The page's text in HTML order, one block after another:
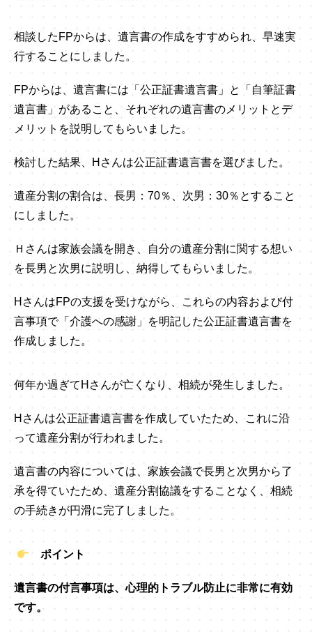
相談したFPからは、遺言書の作成をすすめられ、早速実
行することにしました。
FPからは、遺言書には「公正証書遺言書」と「自筆証書
遺言書」があること、それぞれの遺言書のメリットとデ
メリットを説明してもらいました。
検討した結果、Hさんは公正証書遺言書を選びました。
遺産分割の割合は、長男：70％、次男：30％とすること
にしました。
Ｈさんは家族会議を開き、自分の遺産分割に関する想い
を長男と次男に説明し、納得してもらいました。
HさんはFPの支援を受けながら、これらの内容および付
言事項で「介護への感謝」を明記した公正証書遺言書を
作成しました。
何年か過ぎてHさんが亡くなり、相続が発生しました。
Hさんは公正証書遺言書を作成していたため、これに沿
って遺産分割が行われました。
遺言書の内容については、家族会議で長男と次男から了
承を得ていたため、遺産分割協議をすることなく、相続
の手続きが円滑に完了しました。
ポイント
遺言書の付言事項は、心理的トラブル防止に非常に有効
です。